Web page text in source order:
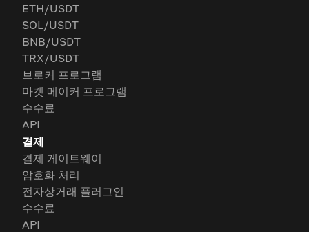
ETH/USDT
SOL/USDT
BNB/USDT
TRX/USDT
브로커 프로그램
마켓 메이커 프로그램
수수료
API
결제
결제 게이트웨이
암호화 처리
전자상거래 플러그인
수수료
API